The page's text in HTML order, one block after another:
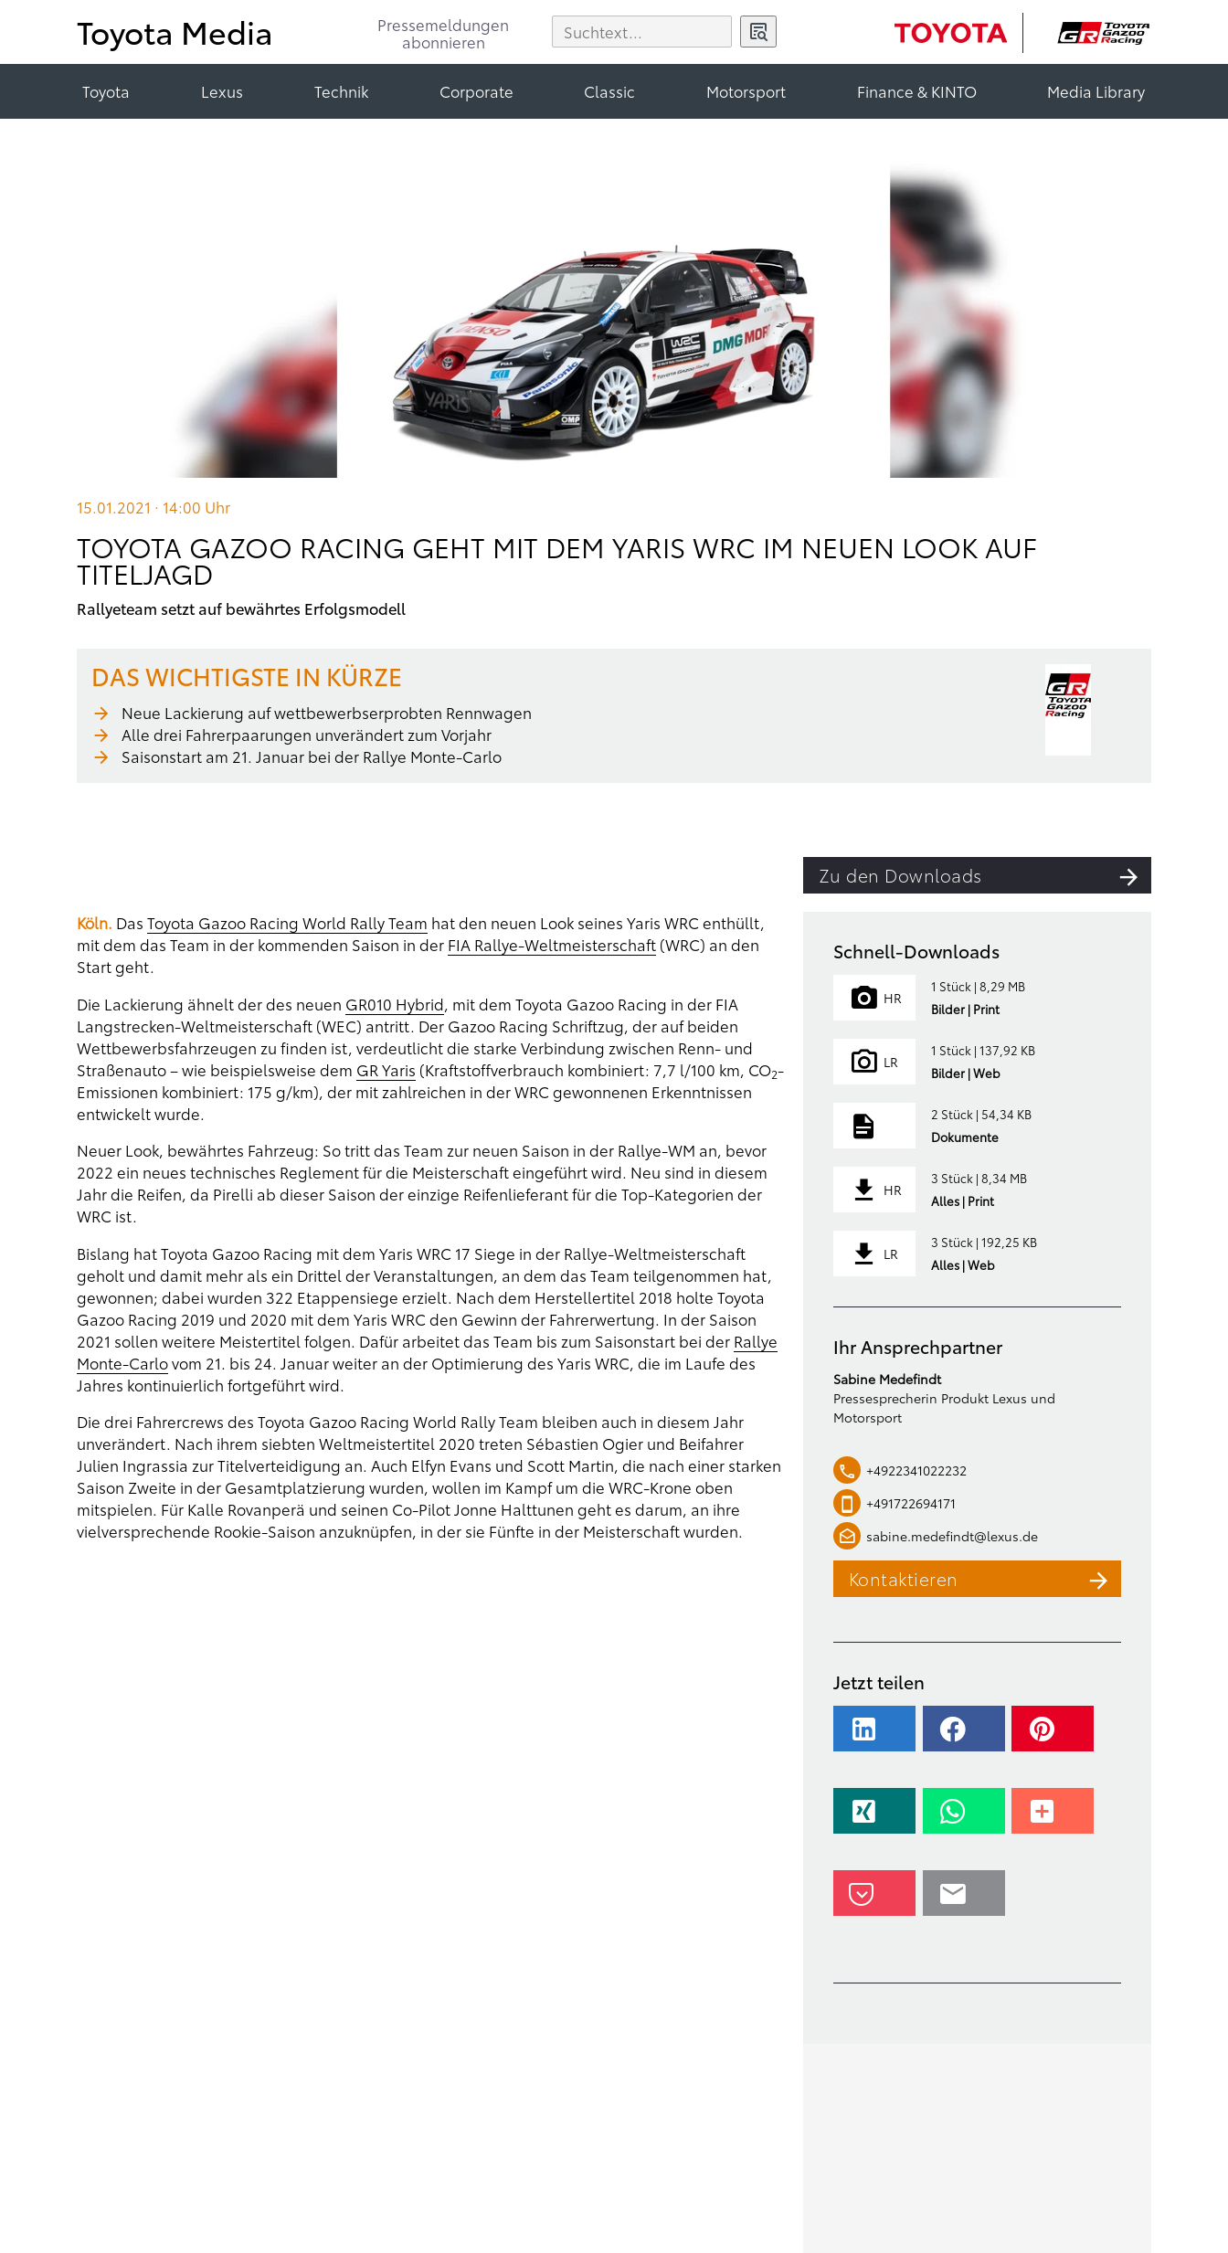
Toyota Media
Pressemeldungen
abonnieren
Toyota Lexus Technik Corporate Classic Motorsport Finance & KINTO Media Library
15.01.2021 · 14:00 Uhr
TOYOTA GAZOO RACING GEHT MIT DEM YARIS WRC IM NEUEN LOOK AUF
TITELJAGD
Rallyeteam setzt auf bewährtes Erfolgsmodell
DAS WICHTIGSTE IN KÜRZE
Neue Lackierung auf wettbewerbserprobten Rennwagen
Alle drei Fahrerpaarungen unverändert zum Vorjahr
Saisonstart am 21. Januar bei der Rallye Monte-Carlo
Zu den Downloads
Köln. Das Toyota Gazoo Racing World Rally Team hat den neuen Look seines Yaris WRC enthüllt,
mit dem das Team in der kommenden Saison in der FIA Rallye-Weltmeisterschaft(WRC) an den
Start geht.
Die Lackierung ähnelt der des neuen GR010 Hybrid , mit dem Toyota Gazoo Racing in der FIA
Langstrecken-Weltmeisterschaft (WEC) antritt. Der Gazoo Racing Schriftzug, der auf beiden
Wettbewerbsfahrzeugen zu finden ist, verdeutlicht die starke Verbindung zwischen Renn- und
Straßenauto – wie beispielsweise dem GR Yaris (Kraftstoffverbrauch kombiniert: 7,7 l/100 km, CO2-
Emissionen kombiniert: 175 g/km), der mit zahlreichen in der WRC gewonnenen Erkenntnissen
entwickelt wurde.
Neuer Look, bewährtes Fahrzeug: So tritt das Team zur neuen Saison in der Rallye-WM an, bevor
2022 ein neues technisches Reglement für die Meisterschaft eingeführt wird. Neu sind in diesem
Jahr die Reifen, da Pirelli ab dieser Saison der einzige Reifenlieferant für die Top-Kategorien der
WRC ist.
Bislang hat Toyota Gazoo Racing mit dem Yaris WRC 17 Siege in der Rallye-Weltmeisterschaft
geholt und damit mehr als ein Drittel der Veranstaltungen, an dem das Team teilgenommen hat,
gewonnen; dabei wurden 322 Etappensiege erzielt. Nach dem Herstellertitel 2018 holte Toyota
Gazoo Racing 2019 und 2020 mit dem Yaris WRC den Gewinn der Fahrerwertung. In der Saison
2021 sollen weitere Meistertitel folgen. Dafür arbeitet das Team bis zum Saisonstart bei der Rallye
Monte-Carlovom 21. bis 24. Januar weiter an der Optimierung des Yaris WRC, die im Laufe des
Jahres kontinuierlich fortgeführt wird.
Die drei Fahrercrews des Toyota Gazoo Racing World Rally Team bleiben auch in diesem Jahr
unverändert. Nach ihrem siebten Weltmeistertitel 2020 treten Sébastien Ogier und Beifahrer
Julien Ingrassia zur Titelverteidigung an. Auch Elfyn Evans und Scott Martin, die nach einer starken
Saison Zweite in der Gesamtplatzierung wurden, wollen im Kampf um die WRC-Krone oben
mitspielen. Für Kalle Rovanperä und seinen Co-Pilot Jonne Halttunen geht es darum, an ihre
vielversprechende Rookie-Saison anzuknüpfen, in der sie Fünfte in der Meisterschaft wurden.
Schnell-Downloads
HR
1 Stück | 8,29 MB
Bilder | Print
LR
1 Stück | 137,92 KB
Bilder | Web
2 Stück | 54,34 KB
Dokumente
HR
3 Stück | 8,34 MB
Alles | Print
LR
3 Stück | 192,25 KB
Alles | Web
Ihr Ansprechpartner
Sabine Medefindt
Pressesprecherin Produkt Lexus und
Motorsport
+4922341022232
+491722694171
sabine.medefindt@lexus.de
Kontaktieren
Jetzt teilen